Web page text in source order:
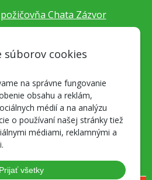
súborov cookies
na správne fungovanie
obsahu a reklám,
médií a na analýzu
o používaní našej stránky tiež
médiami, reklamnými a
Prijať všetky
Chata Zázvor
Cestou necestou
Slovensko
dole Derešom
Nemecká
Hrona